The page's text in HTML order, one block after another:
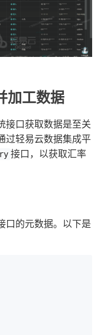
工数据
接口获取数据是至关
过轻易云数据集成平
接口，以获取汇率
口的元数据。以下是